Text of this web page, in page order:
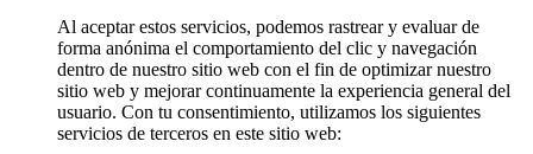
Al aceptar estos servicios, podemos rastrear y evaluar de
forma anónima el comportamiento del clic y navegación
dentro de nuestro sitio web con el fin de optimizar nuestro
sitio web y mejorar continuamente la experiencia general del
usuario. Con tu consentimiento, utilizamos los siguientes
servicios de terceros en este sitio web: